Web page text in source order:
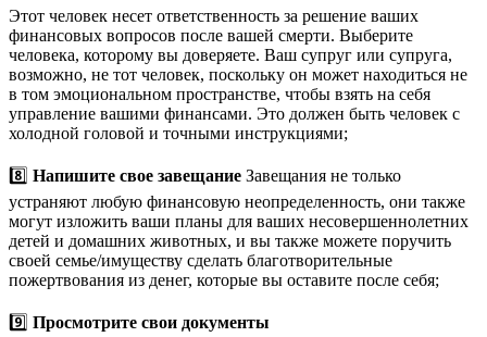
Этот человек несет ответственность за решение ваших
финансовых вопросов после вашей смерти. Выберите
человека, которому вы доверяете. Ваш супруг или супруга,
возможно, не тот человек, поскольку он может находиться не
в том эмоциональном пространстве, чтобы взять на себя
управление вашими финансами. Это должен быть человек с
холодной головой и точными инструкциями;
8️⃣ Напишите свое завещание Завещания не только
устраняют любую финансовую неопределенность, они также
могут изложить ваши планы для ваших несовершеннолетних
детей и домашних животных, и вы также можете поручить
своей семье/имуществу сделать благотворительные
пожертвования из денег, которые вы оставите после себя;
9️⃣ Просмотрите свои документы